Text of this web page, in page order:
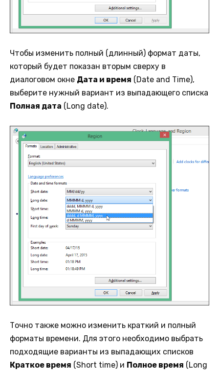
Чтобы изменить полный (длинный) формат даты,
который будет показан вторым сверху в
диалоговом окне Дата и время (Date and Time),
выберите нужный вариант из выпадающего списка
Полная дата (Long date).
Точно также можно изменить краткий и полный
форматы времени. Для этого необходимо выбрать
подходящие варианты из выпадающих списков
Краткое время (Short time) и Полное время (Long